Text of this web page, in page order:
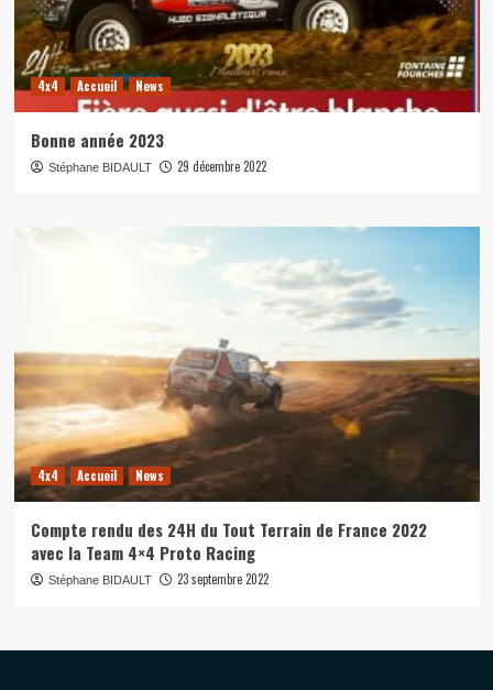
4x4 Accueil News
Bonne année 2023
Stéphane BIDAULT 29 décembre 2022
4x4 Accueil News
Compte rendu des 24H du Tout Terrain de France 2022
avec la Team 4×4 Proto Racing
Stéphane BIDAULT 23 septembre 2022